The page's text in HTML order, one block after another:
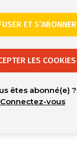
ET S’ABONNER
LES COOKIES
êtes abonné(e) ?
Connectez-vous